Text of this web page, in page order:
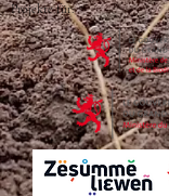
Projekte für: